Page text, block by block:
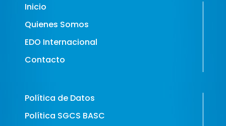
Inicio
Quienes Somos
EDO Internacional
Contacto
Política de Datos
Política SGCS BASC